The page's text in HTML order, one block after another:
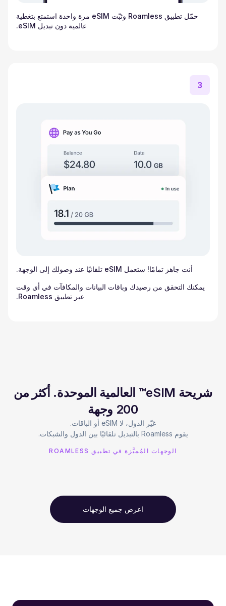
حمّل تطبيق Roamless وثبّت eSIM مرة واحدة استمتع بتغطية
عالمية دون تبديل eSIM.
3
أنت جاهز تمامًا! ستعمل eSIM تلقائيًا عند وصولك إلى الوجهة.
يمكنك التحقق من رصيدك وباقات البيانات والمكافآت في أي وقت
عبر تطبيق Roamless.
شريحة eSIM™ العالمية الموحدة. أكثر من
200 وجهة
يقوم Roamless بالتبديل تلقائيًا بين الدول والشبكات.
الوجهات المُميَّزة في تطبيق ROAMLESS
اعرض جميع الوجهات